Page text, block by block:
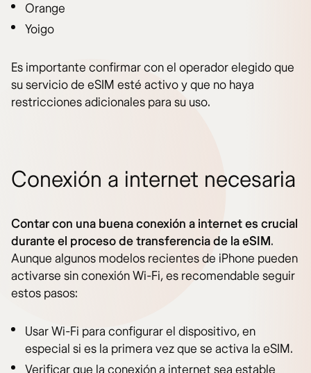
Orange
Yoigo
Es importante confirmar con el operador elegido que
su servicio de eSIM esté activo y que no haya
restricciones adicionales para su uso.
Conexión a internet necesaria
Contar con una buena conexión a internet es crucial
durante el proceso de transferencia de la eSIM.
Aunque algunos modelos recientes de iPhone pueden
activarse sin conexión Wi-Fi, es recomendable seguir
estos pasos:
Usar Wi-Fi para configurar el dispositivo, en
especial si es la primera vez que se activa la eSIM.